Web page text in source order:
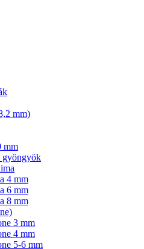
mm)
mm
gyöngyök
4 mm
6 mm
8 mm
3 mm
4 mm
5-6 mm